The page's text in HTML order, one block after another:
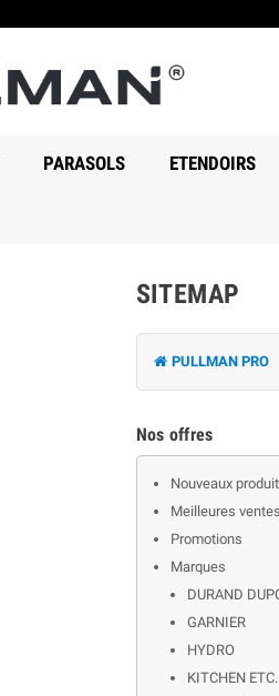
PARASOLS ETENDOIRS
SITEMAP
PULLMAN PRO
Nos offres
Nouveaux
Meilleures ventes
Promotions
Marques
DURAND
GARNIER
HYDRO
KITCHEN